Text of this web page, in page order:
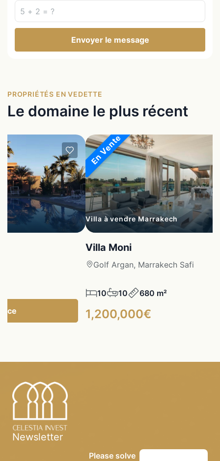
Envoyer le message
PROPRIÉTÉS EN VEDETTE
Le domaine le plus récent
En Vente
Villa à vendre Marrakech
Villa Moni
Golf Argan, Marrakech Safi
10 10 680 m²
1,200,000€
Newsletter
Please solve